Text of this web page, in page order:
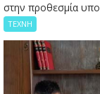
στην προθεσμία
ΤΕΧΝΗ